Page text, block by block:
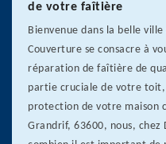
de votre faîtière
Bienvenue dans la belle
Couverture se consacre à
réparation de faîtière de
partie cruciale de votre
protection de votre maison
Grandrif, 63600, nous, chez